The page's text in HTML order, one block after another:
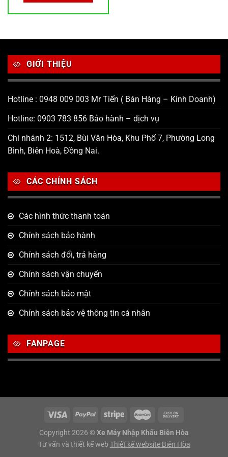
63,920 ₫.
GIỚI THIỆU
Hotline : 0948 009 003 Mr Tiến ( Bán Hàng – Kinh Doanh)
Hotline: 0903 783 856 Bảo hành – dịch vụ
Chi nhánh 2: 1512, Bùi Văn Hòa, Khu Phố 7, Phường Long
Bình, Biên Hoà, Đồng Nai.
CÁC CHÍNH SÁCH
Các hình thức thanh toán
Chính sách bảo hành
Chính sách đổi, trả hàng
Chính sách vận chuyển
Chính sách bảo mật
Chính sách bảo vệ thông tin cá nhân
FANPAGE
Copyright 2026 © Xe Máy Nhập Khẩu Biên Hòa
Tư vấn và thiết kế web Thiết kế website Biên Hòa